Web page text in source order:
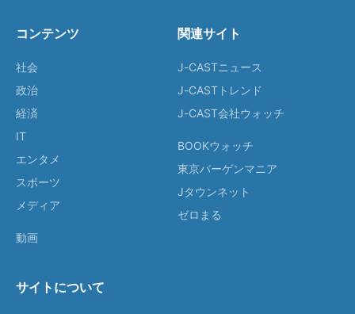
コンテンツ
社会
政治
経済
IT
エンタメ
スポーツ
メディア
動画
関連サイト
J-CASTニュース
J-CASTトレンド
J-CAST会社ウォッチ
BOOKウォッチ
東京バーゲンマニア
Jタウンネット
ゼロまる
サイトについて